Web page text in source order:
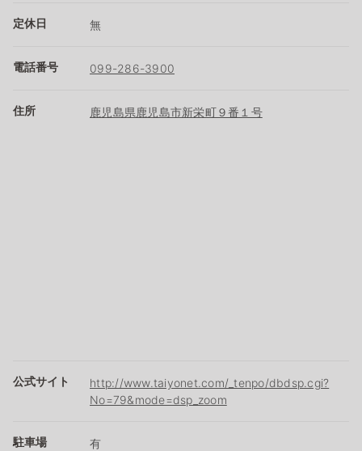
定休日 無
電話番号 099-286-3900
住所 鹿児島県鹿児島市新栄町９番１号
公式サイト
http://www.taiyonet.com/_tenpo/dbdsp.cgi?
No=79&mode=dsp_zoom
駐車場 有